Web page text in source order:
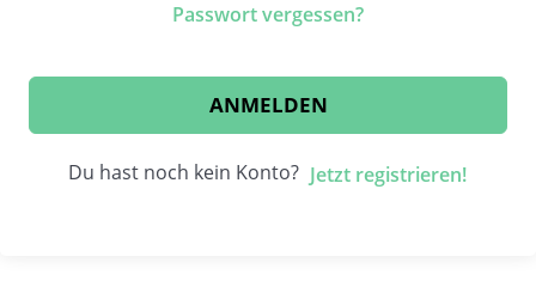
Passwort vergessen?
ANMELDEN
Du hast noch kein Konto? Jetzt registrieren!